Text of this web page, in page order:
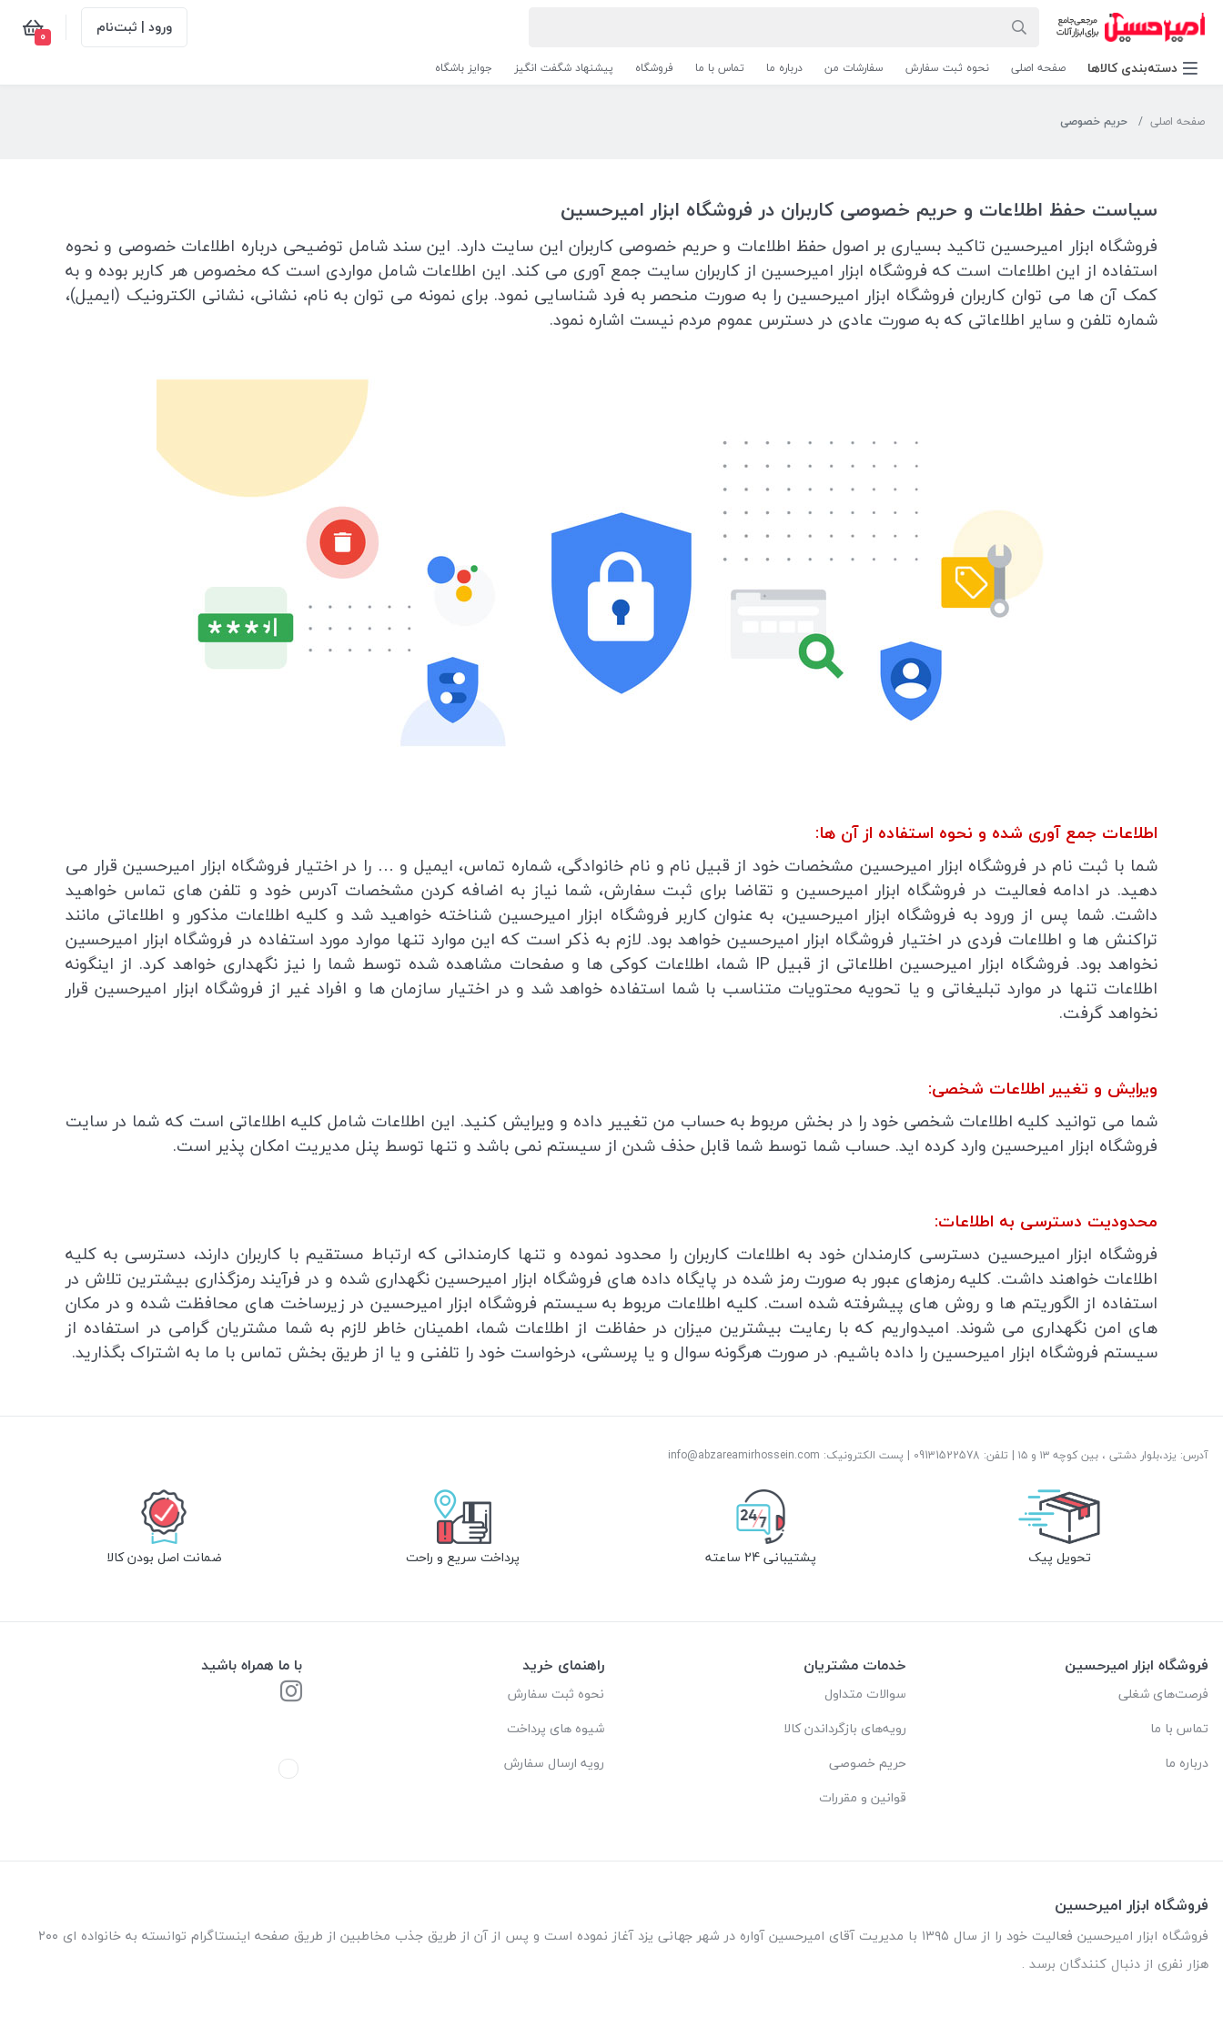
ورود | ثبت‌نام 0
دسته‌بندی‌ کالاها صفحه اصلی نحوه ثبت سفارش سفارشات من درباره ما تماس با ما فروشگاه پیشنهاد شگفت انگیز جوایز باشگاه
صفحه اصلی حریم خصوصی
سیاست حفظ اطلاعات و حریم خصوصی کاربران در فروشگاه ابزار امیرحسین
فروشگاه ابزار امیرحسین تاکید بسیاری بر اصول حفظ اطلاعات و حریم خصوصی کاربران این سایت دارد. این سند شامل توضیحی درباره اطلاعات خصوصی و نحوه
استفاده از این اطلاعات است که فروشگاه ابزار امیرحسین از کاربران سایت جمع آوری می کند. این اطلاعات شامل مواردی است که مخصوص هر کاربر بوده و به
کمک آن ها می توان کاربران فروشگاه ابزار امیرحسین را به صورت منحصر به فرد شناسایی نمود. برای نمونه می توان به نام، نشانی، نشانی الکترونیک (ایمیل)،
شماره تلفن و سایر اطلاعاتی که به صورت عادی در دسترس عموم مردم نیست اشاره نمود.
اطلاعات جمع آوری شده و نحوه استفاده از آن ها:
شما با ثبت نام در فروشگاه ابزار امیرحسین مشخصات خود از قبیل نام و نام خانوادگی، شماره تماس، ایمیل و … را در اختیار فروشگاه ابزار امیرحسین قرار می
دهید. در ادامه فعالیت در فروشگاه ابزار امیرحسین و تقاضا برای ثبت سفارش، شما نیاز به اضافه کردن مشخصات آدرس خود و تلفن های تماس خواهید
داشت. شما پس از ورود به فروشگاه ابزار امیرحسین، به عنوان کاربر فروشگاه ابزار امیرحسین شناخته خواهید شد و کلیه اطلاعات مذکور و اطلاعاتی مانند
تراکنش ها و اطلاعات فردی در اختیار فروشگاه ابزار امیرحسین خواهد بود. لازم به ذکر است که این موارد تنها موارد مورد استفاده در فروشگاه ابزار امیرحسین
نخواهد بود. فروشگاه ابزار امیرحسین اطلاعاتی از قبیل IP شما، اطلاعات کوکی ها و صفحات مشاهده شده توسط شما را نیز نگهداری خواهد کرد. از اینگونه
اطلاعات تنها در موارد تبلیغاتی و یا تحویه محتویات متناسب با شما استفاده خواهد شد و در اختیار سازمان ها و افراد غیر از فروشگاه ابزار امیرحسین قرار
نخواهد گرفت.
ویرایش و تغییر اطلاعات شخصی:
شما می توانید کلیه اطلاعات شخصی خود را در بخش مربوط به حساب من تغییر داده و ویرایش کنید. این اطلاعات شامل کلیه اطلاعاتی است که شما در سایت
فروشگاه ابزار امیرحسین وارد کرده اید. حساب شما توسط شما قابل حذف شدن از سیستم نمی باشد و تنها توسط پنل مدیریت امکان پذیر است.
محدودیت دسترسی به اطلاعات:
فروشگاه ابزار امیرحسین دسترسی کارمندان خود به اطلاعات کاربران را محدود نموده و تنها کارمندانی که ارتباط مستقیم با کاربران دارند، دسترسی به کلیه
اطلاعات خواهند داشت. کلیه رمزهای عبور به صورت رمز شده در پایگاه داده های فروشگاه ابزار امیرحسین نگهداری شده و در فرآیند رمزگذاری بیشترین تلاش در
استفاده از الگوریتم ها و روش های پیشرفته شده است. کلیه اطلاعات مربوط به سیستم فروشگاه ابزار امیرحسین در زیرساخت های محافظت شده و در مکان
های امن نگهداری می شوند. امیدواریم که با رعایت بیشترین میزان در حفاظت از اطلاعات شما، اطمینان خاطر لازم به شما مشتریان گرامی در استفاده از
سیستم فروشگاه ابزار امیرحسین را داده باشیم. در صورت هرگونه سوال و یا پرسشی، درخواست خود را تلفنی و یا از طریق بخش تماس با ما به اشتراک بگذارید.
آدرس: یزد،بلوار دشتی ، بین کوچه ۱۳ و ۱۵ | تلفن: ‎09131522578 | پست الکترونیک: info@abzareamirhossein.com
تحویل پیک پشتیبانی 24 ساعته پرداخت سریع و راحت ضمانت اصل بودن کالا
فروشگاه ابزار امیرحسین
فرصت‌های شغلی
تماس با ما
درباره ما
خدمات مشتریان
سوالات متداول
رویه‌های بازگرداندن کالا
حریم خصوصی
قوانین و مقررات
راهنمای خرید
نحوه ثبت سفارش
شیوه های پرداخت
رویه ارسال سفارش
با ما همراه باشید
فروشگاه ابزار امیرحسین
فروشگاه ابزار امیرحسین فعالیت خود را از سال ۱۳۹۵ با مدیریت آقای امیرحسین آواره در شهر جهانی یزد آغاز نموده است و پس از آن از طریق جذب مخاطبین از طریق صفحه اینستاگرام توانسته به خانواده ای ۲۰۰
هزار نفری از دنبال کنندگان برسد .